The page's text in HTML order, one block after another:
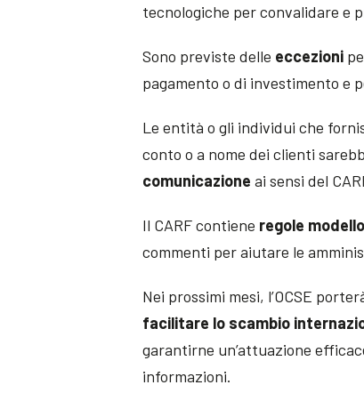
tecnologiche per convalidare e
Sono previste delle eccezioni
pagamento o di investimento e
Le entità o gli individui che
conto o a nome dei clienti
comunicazione ai sensi del
Il CARF contiene regole modello
commenti per aiutare le
Nei prossimi mesi, l’OCSE
facilitare lo scambio
garantirne un’attuazione
informazioni.